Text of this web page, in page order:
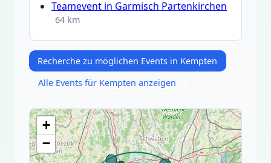
Teamevent in Garmisch Partenkirchen
64 km
Recherche zu möglichen Events in Kempten
Alle Events für Kempten anzeigen
+
−